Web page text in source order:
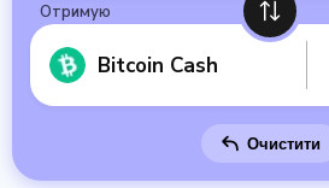
Отримую
Bitcoin Cash
Очистити